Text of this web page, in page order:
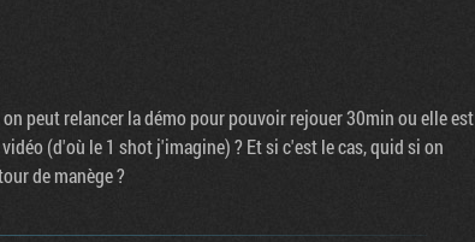
peut relancer la démo pour pouvoir rejouer 30min ou elle est
(d'où le 1 shot j'imagine) ? Et si c'est le cas, quid si on
de manège ?